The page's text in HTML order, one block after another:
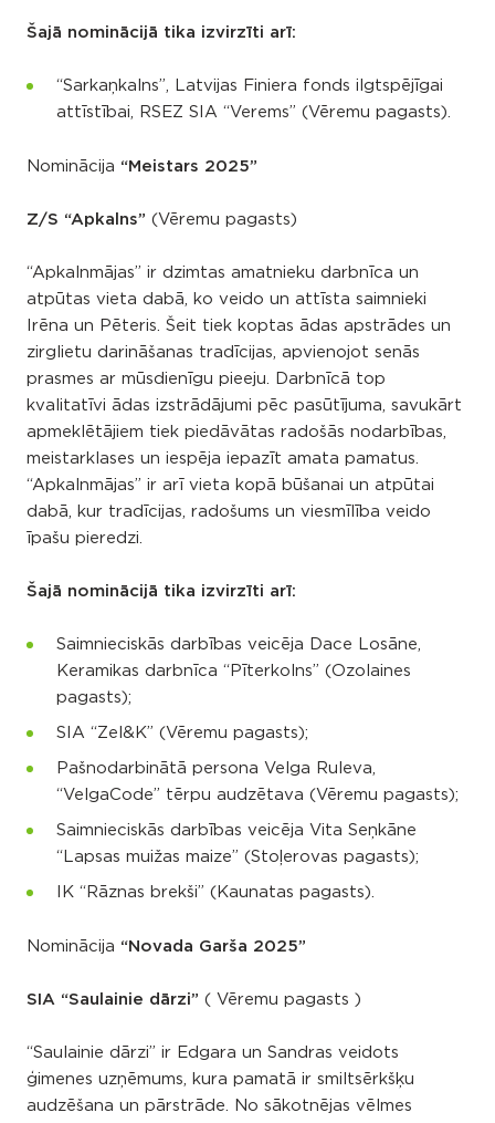
Šajā nominācijā tika izvirzīti arī:
“Sarkaņkalns”, Latvijas Finiera fonds ilgtspējīgai
attīstībai, RSEZ SIA “Verems” (Vēremu pagasts).
Nominācija “Meistars 2025”
Z/S “Apkalns” (Vēremu pagasts)
“Apkalnmājas” ir dzimtas amatnieku darbnīca un
atpūtas vieta dabā, ko veido un attīsta saimnieki
Irēna un Pēteris. Šeit tiek koptas ādas apstrādes un
zirglietu darināšanas tradīcijas, apvienojot senās
prasmes ar mūsdienīgu pieeju. Darbnīcā top
kvalitatīvi ādas izstrādājumi pēc pasūtījuma, savukārt
apmeklētājiem tiek piedāvātas radošās nodarbības,
meistarklases un iespēja iepazīt amata pamatus.
“Apkalnmājas” ir arī vieta kopā būšanai un atpūtai
dabā, kur tradīcijas, radošums un viesmīlība veido
īpašu pieredzi.
Šajā nominācijā tika izvirzīti arī:
Saimnieciskās darbības veicēja Dace Losāne,
Keramikas darbnīca “Pīterkolns” (Ozolaines
pagasts);
SIA “Zel&K” (Vēremu pagasts);
Pašnodarbinātā persona Velga Ruleva,
“VelgaCode” tērpu audzētava (Vēremu pagasts);
Saimnieciskās darbības veicēja Vita Seņkāne
“Lapsas muižas maize” (Stoļerovas pagasts);
IK “Rāznas brekši” (Kaunatas pagasts).
Nominācija “Novada Garša 2025”
SIA “Saulainie dārzi” ( Vēremu pagasts )
“Saulainie dārzi” ir Edgara un Sandras veidots
ģimenes uzņēmums, kura pamatā ir smiltsērkšķu
audzēšana un pārstrāde. No sākotnējas vēlmes